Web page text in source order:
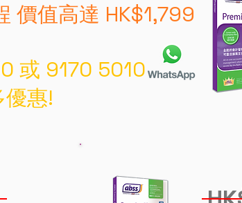
價值高達 HK$1,799
或 9170 5010
惠!